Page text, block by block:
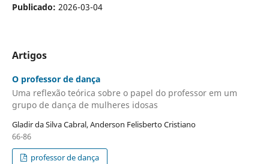
Publicado: 2026-03-04
Artigos
O professor de dança
Uma reflexão teórica sobre o papel do professor em um
grupo de dança de mulheres idosas
Gladir da Silva Cabral, Anderson Felisberto Cristiano
66-86
professor de dança